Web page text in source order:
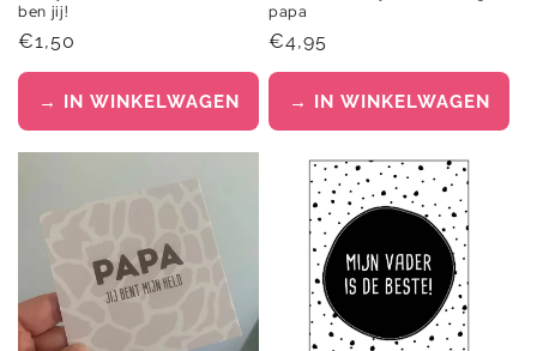
ben jij!
Normale
prijs
€1,50
→ IN WINKELWAGEN
papa
Normale
prijs
€4,95
→ IN WINKELWAGEN